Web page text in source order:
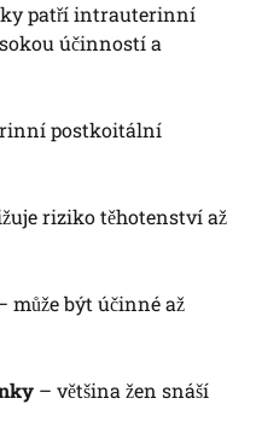
patří intrauterinní
účinností a
postkoitální
riziko těhotenství až
může být účinné až
– většina žen snáší